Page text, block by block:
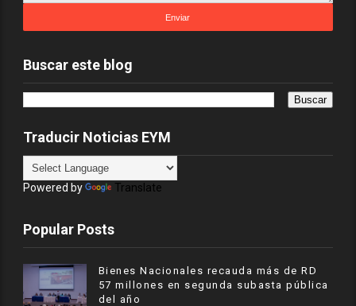
Buscar este blog
Traducir Noticias EYM
Powered by Translate
Popular Posts
Bienes Nacionales recauda más de RD
57 millones en segunda subasta pública
del año